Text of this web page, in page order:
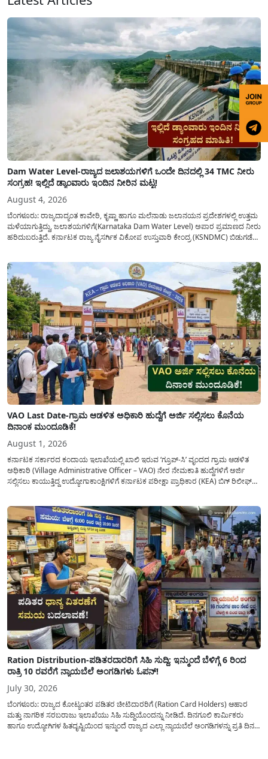
Dam Water Level-ರಾಜ್ಯದ ಜಲಾಶಯಗಳಿಗೆ ಒಂದೇ ದಿನದಲ್ಲಿ 34 TMC ನೀರು
ಸಂಗ್ರಹ! ಇಲ್ಲಿದೆ ಡ್ಯಾಂವಾರು ಇಂದಿನ ನೀರಿನ ಮಟ್ಟ!
August 4, 2026
ಬೆಂಗಳೂರು: ರಾಜ್ಯದಾದ್ಯಂತ ಕಾವೇರಿ, ಕೃಷ್ಣಾ ಹಾಗೂ ಮಲೆನಾಡು ಜಲಾನಯನ ಪ್ರದೇಶಗಳಲ್ಲಿ ಉತ್ತಮ
ಮಳೆಯಾಗುತ್ತಿದ್ದು, ಜಲಾಶಯಗಳಿಗೆ(Karnataka Dam Water Level) ಅಪಾರ ಪ್ರಮಾಣದ ನೀರು
ಹರಿದುಬರುತ್ತಿದೆ. ಕರ್ನಾಟಕ ರಾಜ್ಯ ನೈಸರ್ಗಿಕ ವಿಕೋಪ ಉಸ್ತುವಾರಿ ಕೇಂದ್ರ (KSNDMC) ಬಿಡುಗಡೆ
VAO Last Date-ಗ್ರಾಮ ಆಡಳಿತ ಅಧಿಕಾರಿ ಹುದ್ದೆಗೆ ಅರ್ಜಿ ಸಲ್ಲಿಸಲು ಕೊನೆಯ
ದಿನಾಂಕ ಮುಂದೂಡಿಕೆ!
August 1, 2026
ಕರ್ನಾಟಕ ಸರ್ಕಾರದ ಕಂದಾಯ ಇಲಾಖೆಯಲ್ಲಿ ಖಾಲಿ ಇರುವ ‘ಗ್ರೂಪ್-ಸಿ’ ವೃಂದದ ಗ್ರಾಮ ಆಡಳಿತ
ಅಧಿಕಾರಿ (Village Administrative Officer – VAO) ನೇರ ನೇಮಕಾತಿ ಹುದ್ದೆಗಳಿಗೆ ಅರ್ಜಿ
ಸಲ್ಲಿಸಲು ಕಾಯುತ್ತಿದ್ದ ಉದ್ಯೋಗಾಕಾಂಕ್ಷಿಗಳಿಗೆ ಕರ್ನಾಟಕ ಪರೀಕ್ಷಾ ಪ್ರಾಧಿಕಾರ (KEA) ಬಿಗ್ ರಿಲೀಫ್
Ration Distribution-ಪಡಿತರದಾರರಿಗೆ ಸಿಹಿ ಸುದ್ದಿ: ಇನ್ಮುಂದೆ ಬೆಳಿಗ್ಗೆ 6 ರಿಂದ
ರಾತ್ರಿ 10 ರವರೆಗೆ ನ್ಯಾಯಬೆಲೆ ಅಂಗಡಿಗಳು ಓಪನ್!
July 30, 2026
ಬೆಂಗಳೂರು: ರಾಜ್ಯದ ಕೋಟ್ಯಂತರ ಪಡಿತರ ಚೀಟಿದಾರರಿಗೆ (Ration Card Holders) ಆಹಾರ
ಮತ್ತು ನಾಗರಿಕ ಸರಬರಾಜು ಇಲಾಖೆಯು ಸಿಹಿ ಸುದ್ದಿಯೊಂದನ್ನು ನೀಡಿದೆ. ದಿನಗೂಲಿ ಕಾರ್ಮಿಕರು
ಹಾಗೂ ಉದ್ಯೋಗಿಗಳ ಹಿತದೃಷ್ಟಿಯಿಂದ ಇನ್ಮುಂದೆ ರಾಜ್ಯದ ಎಲ್ಲಾ ನ್ಯಾಯಬೆಲೆ ಅಂಗಡಿಗಳನ್ನು ಪ್ರತಿ ದಿನ